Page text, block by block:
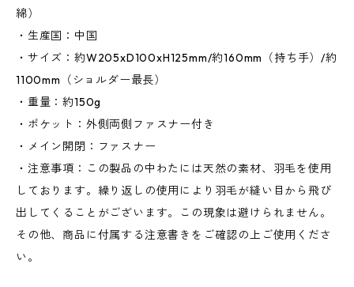
綿）
・生産国：中国
・サイズ：約W205xD100xH125mm/約160mm（持ち手）/約
1100mm（ショルダー最長）
・重量：約150g
・ポケット：外側両側ファスナー付き
・メイン開閉：ファスナー
・注意事項：この製品の中わたには天然の素材、羽毛を使用
しております。繰り返しの使用により羽毛が縫い目から飛び
出してくることがございます。この現象は避けられません。
その他、商品に付属する注意書きをご確認の上ご使用くださ
い。